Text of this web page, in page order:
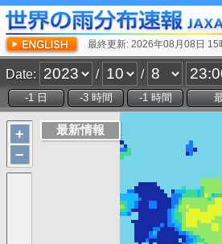
最終更新: 2026年08月08日
Date: / /
+
−